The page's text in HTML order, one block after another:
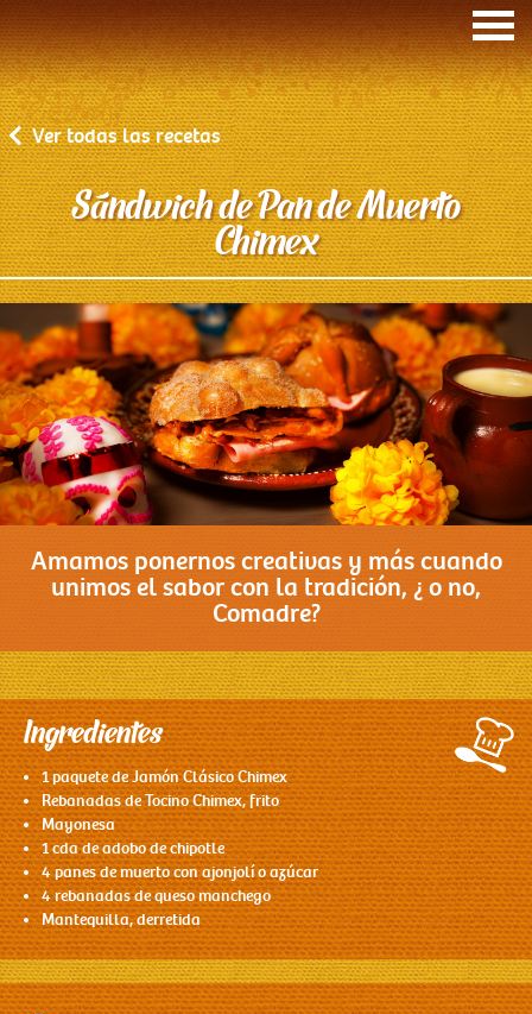
Inicio
Recetas de la comadre
Cuidando a tu familia
Quiénes somos
Nuestros Productos
Contacto
Ver todas las recetas
Sándwich de Pan de Muerto
Chimex
Amamos ponernos creativas y más cuando
unimos el sabor con la tradición, ¿ o no,
Comadre?
Ingredientes
1 paquete de Jamón Clásico Chimex
Rebanadas de Tocino Chimex, frito
Mayonesa
1 cda de adobo de chipotle
4 panes de muerto con ajonjolí o azúcar
4 rebanadas de queso manchego
Mantequilla, derretida